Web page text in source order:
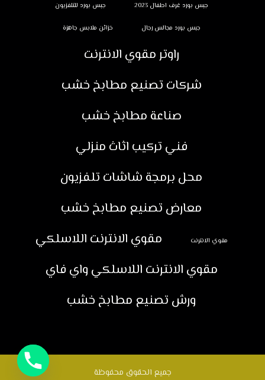
جبس بورد غرف اطفال 2023 جبس بورد للتلفزيون
جبس بورد مجالس رجال خزائن ملابس جاهزة
راوتر مقوي الانترنت
شركات تصنيع مطابخ خشب
صناعة مطابخ خشب
فني تركيب اثاث منزلي
محل برمجة شاشات تلفزيون
معارض تصنيع مطابخ خشب
مقوي الانترنت
مقوي الانترنت اللاسلكي
مقوي الانترنت اللاسلكي واي فاي
ورش تصنيع مطابخ خشب
جميع الحقوق محفوظة